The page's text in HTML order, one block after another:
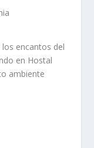
encantos del
en Hostal
ambiente